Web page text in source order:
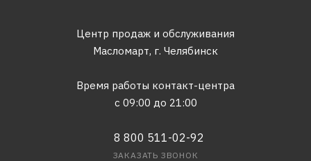
Центр продаж и обслуживания
Масломарт, г. Челябинск
Время работы контакт-центра
с 09:00 до 21:00
8 800 511-02-92
ЗАКАЗАТЬ ЗВОНОК